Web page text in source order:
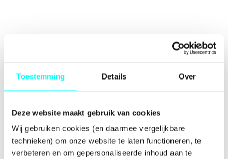
Toestemming Details Over
Deze website maakt gebruik van cookies
Wij gebruiken cookies (en daarmee vergelijkbare
technieken) om onze website te laten functioneren, te
verbeteren en om gepersonaliseerde inhoud aan te